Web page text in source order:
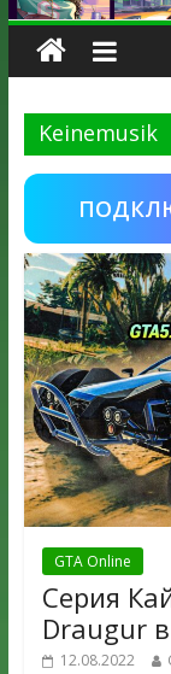
Keinemusik
GTA Online
Серия
Draugur
12.08.2022